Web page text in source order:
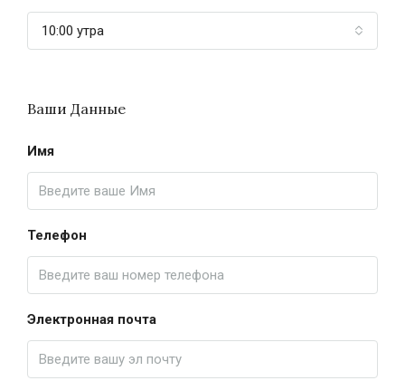
10:00 утра
Ваши Данные
Имя
Телефон
Электронная почта